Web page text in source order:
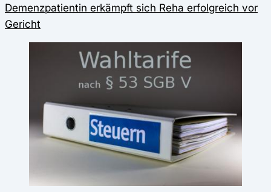
Demenzpatientin erkämpft sich Reha erfolgreich vor
Gericht